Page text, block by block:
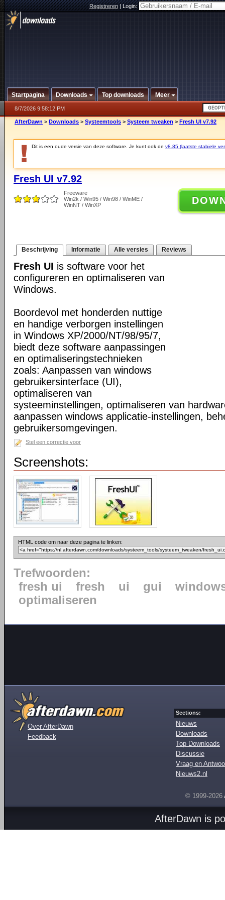
Registreren|Login:
Startpagina Downloads Top downloads Meer
8/7/2026 9:58:12 PM
AfterDawn > Downloads > Systeemtools > Systeem tweaken > Fresh UI v7.92
Dit is een oude versie van deze software. Je kunt ook de v8.85 (laatste stabiele
Fresh UI v7.92
Freeware
Win2k / Win95 / Win98 / WinME /
WinNT / WinXP
Beschrijving Informatie Alle versies Reviews
Fresh UI is software voor het
configureren en optimaliseren van
Windows.
Boordevol met honderden nuttige
en handige verborgen instellingen
in Windows XP/2000/NT/98/95/7,
biedt deze software aanpassingen
en optimaliseringstechnieken
zoals: Aanpassen van windows
gebruikersinterface (UI),
optimaliseren van
systeeminstellingen, optimaliseren van
aanpassen windows applicatie-instellingen,
gebruikersomgevingen.
Stel een correctie voor
Screenshots:
HTML code om naar deze pagina te linken:
Trefwoorden:
fresh ui
fresh ui gui
optimaliseren
Over AfterDawn
Feedback
Sections:
Nieuws
Downloads
Top Downloads
Discussie
Vraag en
Nieuws2.nl
© 1999-2026
AfterDawn is